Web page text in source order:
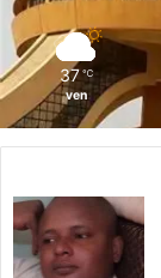
37 ℃
ven